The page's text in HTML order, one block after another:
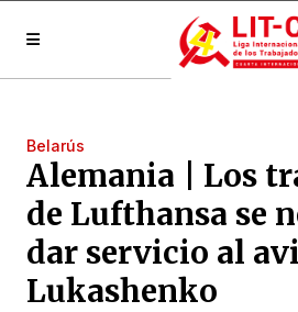
Belarús
Alemania | Los
de Lufthansa se
dar servicio al
Lukashenko